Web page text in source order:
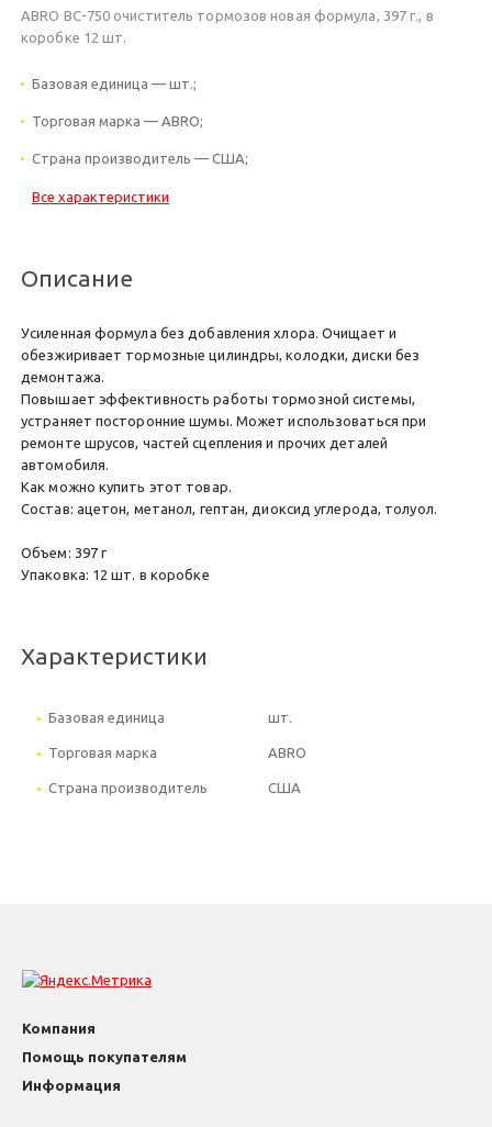
ABRO BC-750 oчиститель тормозов новая формула, 397 г., в
коробке 12 шт.
Базовая единица — шт.;
Торговая марка — ABRO;
Страна производитель — США;
Все характеристики
Описание
Усиленная формула без добавления хлора. Очищает и
обезжиривает тормозные цилиндры, колодки, диски без
демонтажа.
Повышает эффективность работы тормозной системы,
устраняет посторонние шумы. Может использоваться при
ремонте шрусов, частей сцепления и прочих деталей
автомобиля.
Как можно купить этот товар.
Состав: ацетон, метанол, гептан, диоксид углерода, толуол.
Объем: 397 г
Упаковка: 12 шт. в коробке
Характеристики
Базовая единица шт.
Торговая марка ABRO
Страна производитель США
Компания
Помощь покупателям
Информация